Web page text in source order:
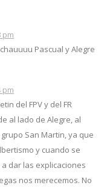
pm
Pascual y Alegre
pm
del FPV y del FR
al lado de Alegre, al
San Martin, ya que
y cuando se
dar las explicaciones
nos merecemos. No